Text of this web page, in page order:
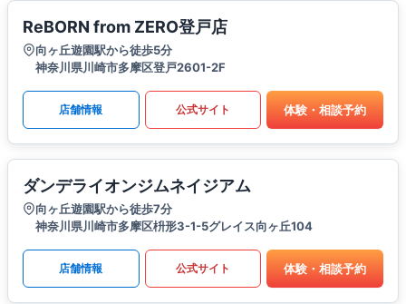
ReBORN from ZERO登戸店
向ヶ丘遊園駅から徒歩5分
神奈川県川崎市多摩区登戸2601-2F
店舗情報 公式サイト 体験・相談予約
ダンデライオンジムネイジアム
向ヶ丘遊園駅から徒歩7分
神奈川県川崎市多摩区枡形3-1-5グレイス向ヶ丘104
店舗情報 公式サイト 体験・相談予約